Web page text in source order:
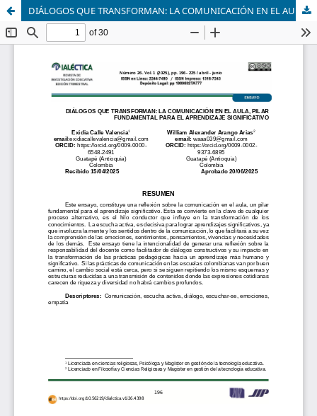
DIÁLOGOS QUE TRANSFORMAN: LA COMUNICACIÓN EN EL AULA, PILAR FUNDAMENTAL PARA EL APRENDIZAJE SIGNIFICATIVO